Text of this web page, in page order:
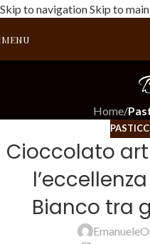
Skip to navigationSkip to
MENU
Home/
Cioccolato
Bianco tra
Emanuele